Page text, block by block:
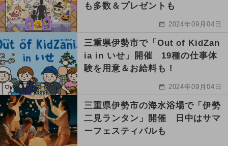
も多数＆プレゼントも
2024年09月04日
三重県伊勢市で「Out of KidZan
ia in いせ」開催 19種の仕事体
験を用意＆お給料も！
2024年09月04日
三重県伊勢市の海水浴場で「伊勢
二見ランタン」開催 日中はサマ
ーフェスティバルも